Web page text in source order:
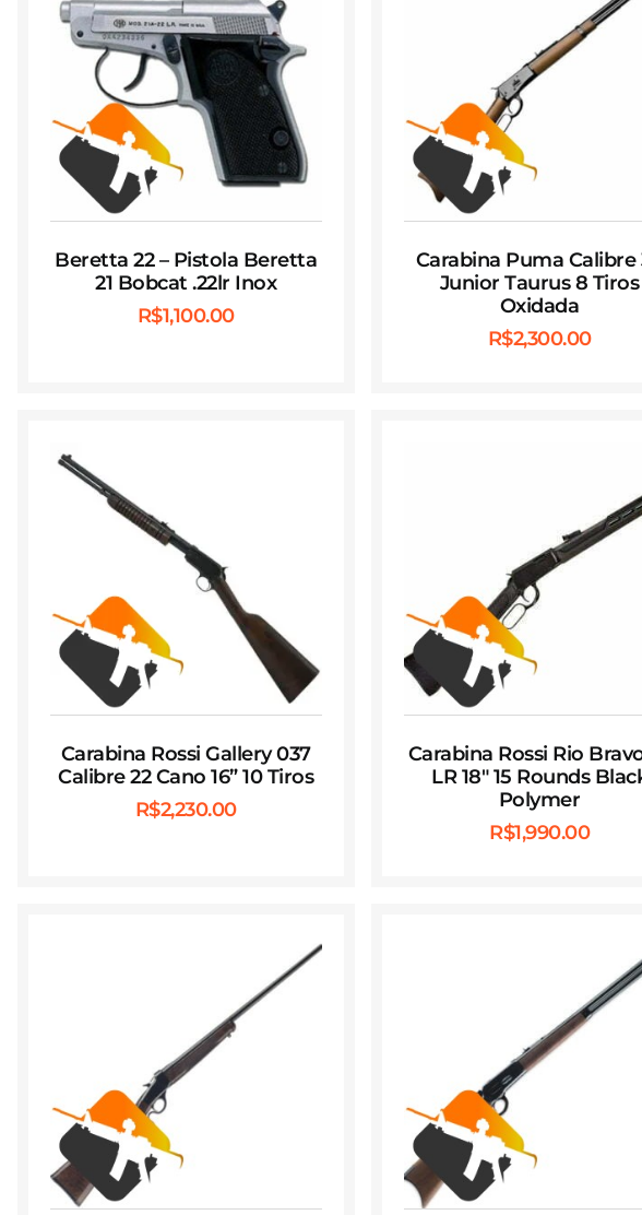
Beretta 22 – Pistola Beretta
21 Bobcat .22lr Inox
R$1,100.00
Carabina Puma Calibre
Junior Taurus 8 Tiros
Oxidada
R$2,300.00
Carabina Rossi Gallery 037
Calibre 22 Cano 16” 10 Tiros
R$2,230.00
Carabina Rossi Rio
LR 18″ 15 Rounds
Polymer
R$1,990.00